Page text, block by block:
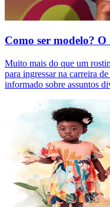
Como ser modelo?
Muito mais do que um
para ingressar na carreira
informado sobre assuntos